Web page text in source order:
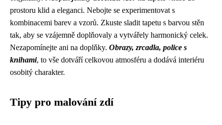
prostoru klid a eleganci. Nebojte se experimentovat s
kombinacemi barev a vzorů. Zkuste sladit tapetu s barvou stěn
tak, aby se vzájemně doplňovaly a vytvářely harmonický celek.
Nezapomínejte ani na doplňky. Obrazy, zrcadla, police s
knihami, to vše dotváří celkovou atmosféru a dodává interiéru
osobitý charakter.
Tipy pro malování zdí